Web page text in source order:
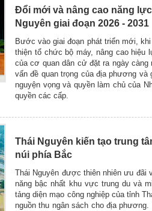
Đổi mới và nâng cao năng
Nguyên giai đoạn 2026 - 2031
Bước vào giai đoạn phát triển mới,
thiện tổ chức bộ máy, nâng cao hiệu
của cơ quan dân cử đặt ra ngày
vấn đề quan trọng của địa phương
nguyện vọng và quyền làm chủ của
quyền các cấp.
Thái Nguyên kiến tạo trung
núi phía Bắc
Thái Nguyên được thiên nhiên ưu đãi
năng bậc nhất khu vực trung du và
tảng diện mạo công nghiệp của tỉnh
nguồn thu ngân sách cho địa